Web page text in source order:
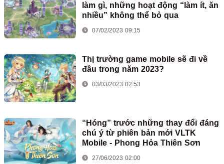
làm gì, những hoạt động “làm ít, ăn
nhiều” không thể bỏ qua
07/02/2023 09:15
Thị trường game mobile sẽ đi về
đâu trong năm 2023?
03/03/2023 02:53
“Hóng” trước những thay đổi đáng
chú ý từ phiên bản mới VLTK
Mobile - Phong Hỏa Thiên Sơn
27/06/2023 02:00